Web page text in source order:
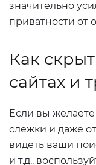
значительно
приватности от
Как
сайтах и
Если вы желаете
слежки и даже
видеть ваши
и т.д.,